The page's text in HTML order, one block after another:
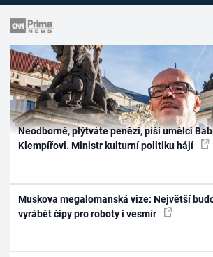
Neodborné, plýtváte penězi, píší umělci
Klempířovi. Ministr kulturní politiku hájí
Muskova megalomanská vize: Největší
vyrábět čipy pro roboty i vesmír